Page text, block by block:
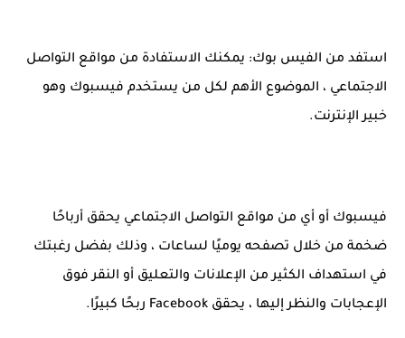
استفد من الفيس بوك: يمكنك الاستفادة من مواقع التواصل
الاجتماعي ، الموضوع الأهم لكل من يستخدم فيسبوك وهو
خبير الإنترنت.
فيسبوك أو أي من مواقع التواصل الاجتماعي يحقق أرباحًا
ضخمة من خلال تصفحه يوميًا لساعات ، وذلك بفضل رغبتك
في استهداف الكثير من الإعلانات والتعليق أو النقر فوق
الإعجابات والنظر إليها ، يحقق Facebook ربحًا كبيرًا.